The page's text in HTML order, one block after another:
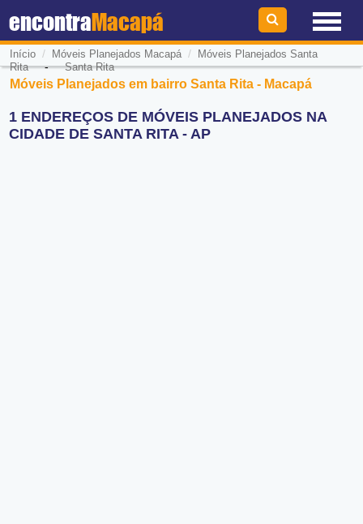
encontraMacapá
Início / Móveis Planejados Macapá/
Móveis Planejados Santa
Rita-Santa Rita
Móveis Planejados em bairro Santa Rita - Macapá
1 ENDEREÇOS DE MÓVEIS PLANEJADOS NA
CIDADE DE SANTA RITA - AP